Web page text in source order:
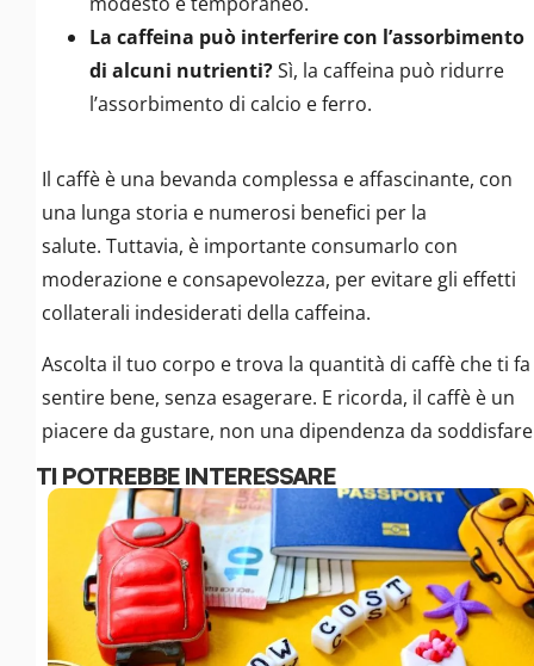
La caffeina può interferire con l’assorbimento
di alcuni nutrienti?Sì, la caffeina può ridurre
l’assorbimento di calcio e ferro.
Il caffè è una bevanda complessa e affascinante, con
una lunga storia e numerosi benefici per la
salute. Tuttavia, è importante consumarlo con
moderazione e consapevolezza, per evitare gli effetti
collaterali indesiderati della caffeina.
Ascolta il tuo corpo e trova la quantità di caffè che ti fa
sentire bene, senza esagerare. E ricorda, il caffè è un
piacere da gustare, non una dipendenza da
TI POTREBBE INTERESSARE